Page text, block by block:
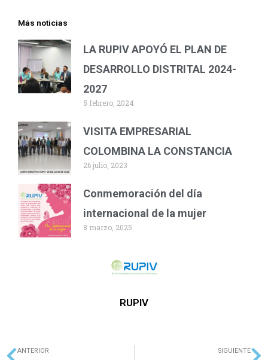
RUPIV
Más noticias
LA RUPIV APOYÓ EL PLAN DE
DESARROLLO DISTRITAL 2024-
2027
5 febrero, 2024
VISITA EMPRESARIAL
COLOMBINA LA CONSTANCIA
26 julio, 2023
Conmemoración del día
internacional de la mujer
8 marzo, 2025
ANTERIOR SIGUIENTE